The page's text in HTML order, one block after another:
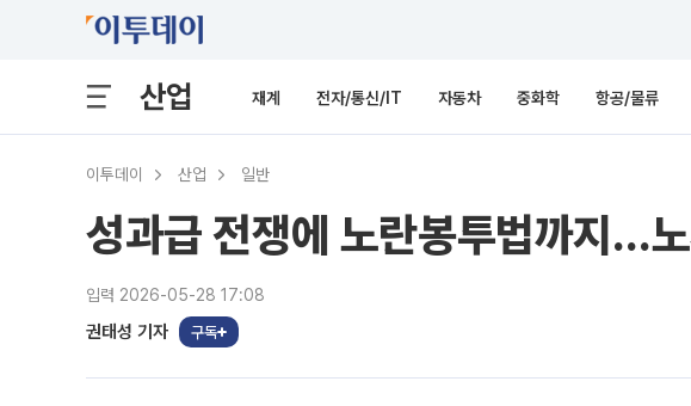
산업 재계 전자/통신/IT 자동차 중화학 항공/물류
이투데이 산업 일반
성과급 전쟁에 노란봉투법까지…
입력 2026-05-28 17:08
권태성 기자 구독